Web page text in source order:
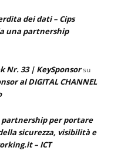
dei dati – Cips
una partnership
Nr. 33 | KeySponsorsu
al DIGITAL CHANNEL
partnership per portare
sicurezza, visibilità e
– ICT